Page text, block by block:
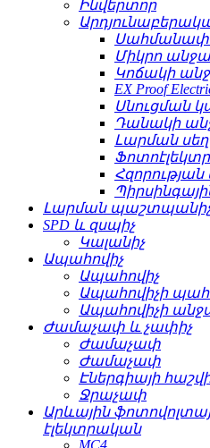
Ինվերտոր
Միկրո
Կոճակի
EX Proof
Սնուցման
Դանակի
Լարման
Լարման
SPD և զսպիչ
Կալանիչ
Ապահովիչ
Ապահովիչ
Ապահովիչի
Ապահովիչի
Ժամաչափ և չափիչ
Ժամաչափ
Ժամաչափ
Էներգիայի
Ջրաչափ
Արևային
էլեկտրական